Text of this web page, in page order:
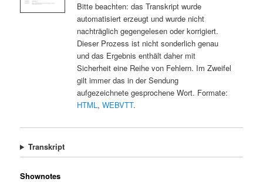
Bitte beachten: das Transkript wurde
automatisiert erzeugt und wurde nicht
nachträglich gegengelesen oder korrigiert.
Dieser Prozess ist nicht sonderlich genau
und das Ergebnis enthält daher mit
Sicherheit eine Reihe von Fehlern. Im Zweifel
gilt immer das in der Sendung
aufgezeichnete gesprochene Wort. Formate:
HTML, WEBVTT.
Transkript
Shownotes